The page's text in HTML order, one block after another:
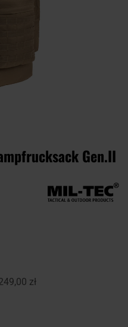
Gen.II
zł